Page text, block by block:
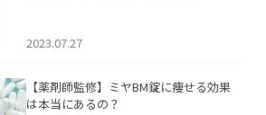
2023.07.27
【薬剤師監修】ミヤBM錠に痩せる効果
は本当にあるの？